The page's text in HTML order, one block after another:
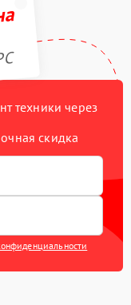
техники через
скидка